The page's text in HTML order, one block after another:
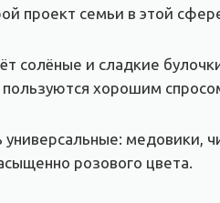
проект семьи в этой
солёные и сладкие
пользуются хорошим
медовики,
розового цвета.